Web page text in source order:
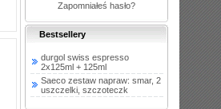
Zapomniałeś hasło?
Bestsellery
durgol swiss espresso
2x125ml + 125ml
Saeco zestaw napraw: smar, 2
uszczelki, szczoteczk